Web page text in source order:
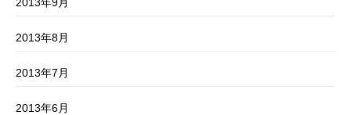
2013年8月
2013年7月
2013年6月